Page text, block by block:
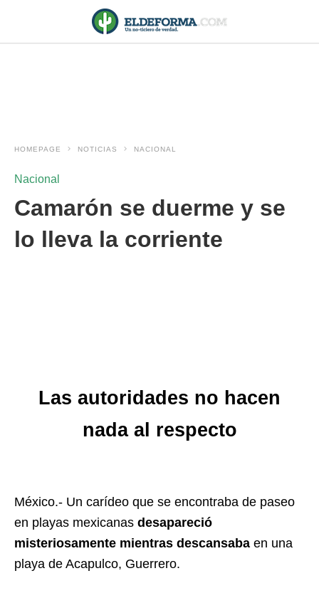
HOMEPAGE NOTICIAS NACIONAL
Nacional
Camarón se duerme y se
lo lleva la corriente
Las autoridades no hacen
nada al respecto
México.- Un carídeo que se encontraba de paseo
en playas mexicanas desapareció
misteriosamente mientras descansaba en una
playa de Acapulco, Guerrero.